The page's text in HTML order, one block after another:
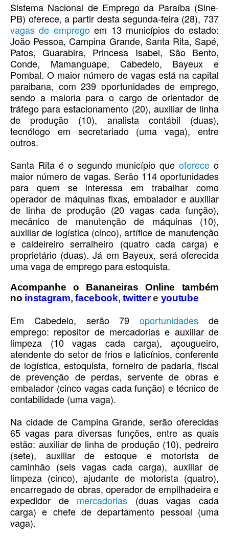
Sistema Nacional de Emprego da Paraíba (Sine-
PB) oferece, a partir desta segunda-feira (28), 737
vagas de empregoem 13 municípios do estado:
João Pessoa, Campina Grande, Santa Rita, Sapé,
Patos, Guarabira, Princesa Isabel, São Bento,
Conde, Mamanguape, Cabedelo, Bayeux e
Pombal. O maior número de vagas está na capital
paraibana, com 239 oportunidades de emprego,
sendo a maioria para o cargo de orientador de
tráfego para estacionamento (20), auxiliar de linha
de produção (10), analista contábil (duas),
tecnólogo em secretariado (uma vaga), entre
outros.
Santa Rita é o segundo município queoferece o
maior número de vagas. Serão 114 oportunidades
para quem se interessa em trabalhar como
operador de máquinas fixas, embalador e auxiliar
de linha de produção (20 vagas cada função),
mecânico de manutenção de máquinas (10),
auxiliar de logística (cinco), artífice de manutenção
e caldeireiro serralheiro (quatro cada carga) e
proprietário (duas). Já em Bayeux, será oferecida
uma vaga de emprego para estoquista.
Acompanhe o Bananeiras Online também
no instagram,facebook, twittere youtube
Em Cabedelo, serão 79oportunidades de
emprego: repositor de mercadorias e auxiliar de
limpeza (10 vagas cada carga), açougueiro,
atendente do setor de frios e laticínios, conferente
de logística, estoquista, forneiro de padaria, fiscal
de prevenção de perdas, servente de obras e
embalador (cinco vagas cada função) e técnico de
contabilidade (uma vaga).
Na cidade de Campina Grande, serão oferecidas
65 vagas para diversas funções, entre as quais
estão: auxiliar de linha de produção (10), pedreiro
(sete), auxiliar de estoque e motorista de
caminhão (seis vagas cada carga), auxiliar de
limpeza (cinco), ajudante de motorista (quatro),
encarregado de obras, operador de empilhadeira e
expedidor de mercadorias (duas vagas cada
carga) e chefe de departamento pessoal (uma
vaga).